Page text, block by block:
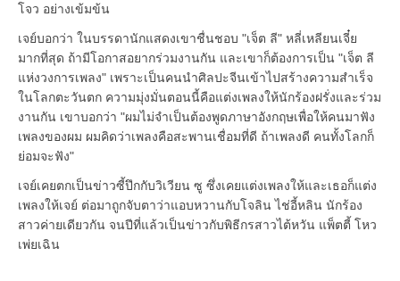
โจว อย่างเข้มข้น
เจย์บอกว่า ในบรรดานักแสดงเขาชื่นชอบ "เจ็ต ลี" หลี่เหลียนเจี๋ย
มากที่สุด ถ้ามีโอกาสอยากร่วมงานกัน และเขาก็ต้องการเป็น "เจ็ต ลี
แห่งวงการเพลง" เพราะเป็นคนนำศิลปะจีนเข้าไปสร้างความสำเร็จ
ในโลกตะวันตก ความมุ่งมั่นตอนนี้คือแต่งเพลงให้นักร้องฝรั่งและร่วม
งานกัน เขาบอกว่า "ผมไม่จำเป็นต้องพูดภาษาอังกฤษเพื่อให้คนมาฟัง
เพลงของผม ผมคิดว่าเพลงคือสะพานเชื่อมที่ดี ถ้าเพลงดี คนทั้งโลกก็
ย่อมจะฟัง"
เจย์เคยตกเป็นข่าวซี้ปึกกับวิเวียน ซู ซึ่งเคยแต่งเพลงให้และเธอก็แต่ง
เพลงให้เจย์ ต่อมาถูกจับตาว่าแอบหวานกับโจลิน ไช่อี้หลิน นักร้อง
สาวค่ายเดียวกัน จนปีที่แล้วเป็นข่าวกับพิธีกรสาวไต้หวัน แพ็ตตี้ โหว
เพ่ยเฉิน